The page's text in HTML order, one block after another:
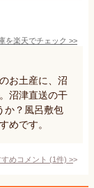
を楽天でチェック >>
お土産に、沼
沼津直送の干
か？風呂敷包
めです。
めコメント (1件) >